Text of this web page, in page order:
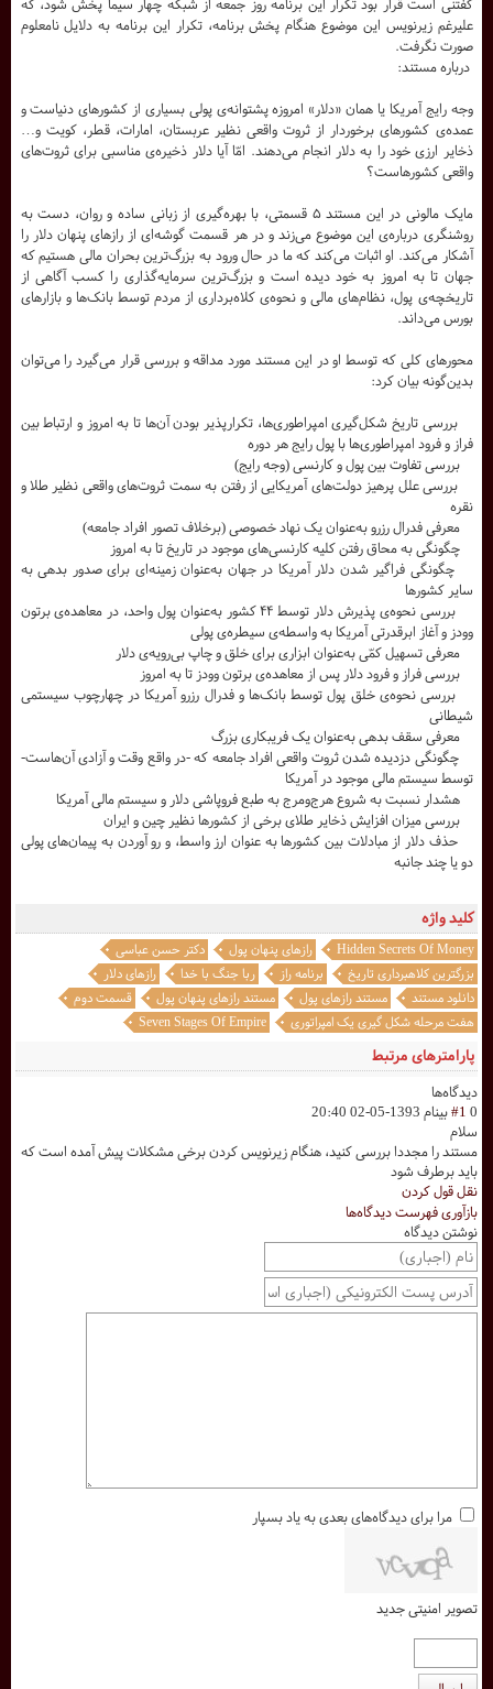
گفتنی است قرار بود تکرار این برنامه روز جمعه از شبکه چهار سیما پخش شود، که
علیرغم زیرنویس این موضوع هنگام پخش برنامه، تکرار این برنامه به دلایل نامعلوم
صورت نگرفت.
درباره مستند:
وجه رایج آمریکا یا همان «دلار» امروزه پشتوانه‌ی پولی بسیاری از کشورهای دنیاست و
عمده‌ی کشورهای برخوردار از ثروت‌ واقعی نظیر عربستان، امارات، قطر، کویت و…
ذخایر ارزی خود را به دلار انجام می‌دهند. امّا آیا دلار ذخیره‌ی مناسبی برای ثروت‌های
واقعی کشورهاست؟
مایک مالونی در این مستند ۵ قسمتی، با بهره‌گیری از زبانی ساده و روان، دست به
روشنگری درباره‌ی این موضوع می‌زند و در هر قسمت گوشه‌ای از رازهای پنهان دلار را
آشکار می‌کند. او اثبات می‌کند که ما در حال ورود به بزرگ‌ترین بحران مالی‌ هستیم که
جهان تا به امروز به خود دیده است و بزرگ‌ترین سرمایه‌گذاری را کسب آگاهی از
تاریخچه‌ی پول، نظام‌های مالی و نحوه‌ی کلاه‌برداری از مردم توسط بانک‌ها و بازار‌های
بورس می‌داند.
محورهای کلی که توسط او در این مستند مورد مداقه و بررسی قرار می‌گیرد را می‌توان
بدین‌گونه بیان کرد:
بررسی تاریخ شکل‌گیری امپراطوری‌ها، تکرارپذیر بودن آن‌ها تا به امروز و ارتباط بین
فراز و فرود امپراطوری‌ها با پول رایج هر دوره
بررسی تفاوت بین پول و کارنسی (وجه رایج)
بررسی علل پرهیز دولت‌های آمریکایی از رفتن به سمت ثروت‌های واقعی نظیر طلا و
نقره
معرفی فدرال رزرو به‌عنوان یک نهاد خصوصی (برخلاف تصور افراد جامعه)
چگونگی به محاق رفتن کلیه کارنسی‌های موجود در تاریخ تا به امروز
چگونگی فراگیر شدن دلار آمریکا در جهان به‌عنوان زمینه‌ای برای صدور بدهی به
سایر کشورها
بررسی نحوه‌ی پذیرش دلار توسط ۴۴ کشور به‌عنوان پول واحد، در معاهده‌ی برتون
وودز و آغاز ابرقدرتی آمریکا به‌ واسطه‌ی سیطره‌ی پولی
معرفی تسهیل کمّی به‌عنوان ابزاری برای خلق و چاپ بی‌رویه‌ی دلار
بررسی فراز و فرود دلار پس از معاهده‌ی برتون وودز تا به امروز
بررسی نحوه‌ی خلق پول توسط بانک‌ها و فدرال رزرو آمریکا در چهارچوب سیستمی
شیطانی
معرفی سقف بدهی به‌عنوان یک فریبکاری بزرگ
چگونگی دزدیده شدن ثروت واقعی افراد جامعه که -در واقع وقت و آزادی آن‌هاست-
توسط سیستم مالی موجود در آمریکا
هشدار نسبت به شروع هرج‌ومرج به طبع فروپاشی دلار و سیستم مالی آمریکا
بررسی میزان افزایش ذخایر طلای برخی از کشورها نظیر چین و ایران
حذف دلار از مبادلات بین کشورها به عنوان ارز واسط، و رو آوردن به پیمان‌های پولی
دو یا چند جانبه
کلید واژه
Hidden Secrets Of Money رازهای پنهان پول
دکتر حسن عباسی
بزرگترین کلاهبرداری تاریخ
برنامه راز ربا جنگ با خدا
رازهای دلار
دانلود مستند
مستند رازهای پول مستند رازهای پنهان پول
قسمت دوم
هفت مرحله شکل گیری یک امپراتوری
Seven Stages Of Empire
پارامترهای مرتبط
دیدگاه‌ها
0
#1بینام 1393-05-02 20:40
سلام
مستند را مجددا بررسی کنید، هنگام زیرنویس کردن برخی مشکلات پیش آمده است که
باید برطرف شود
نقل قول کردن
بازآوری فهرست دیدگاه‌ها
نوشتن دیدگاه
مرا برای دیدگاه‌های بعدی به یاد بسپار
تصویر امنیتی جدید